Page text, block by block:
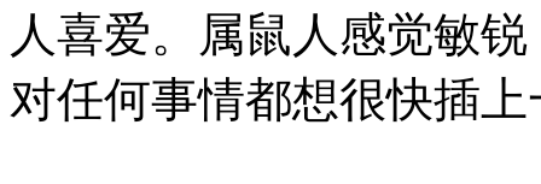
人喜爱。属鼠人感觉敏
对任何事情都想很快插